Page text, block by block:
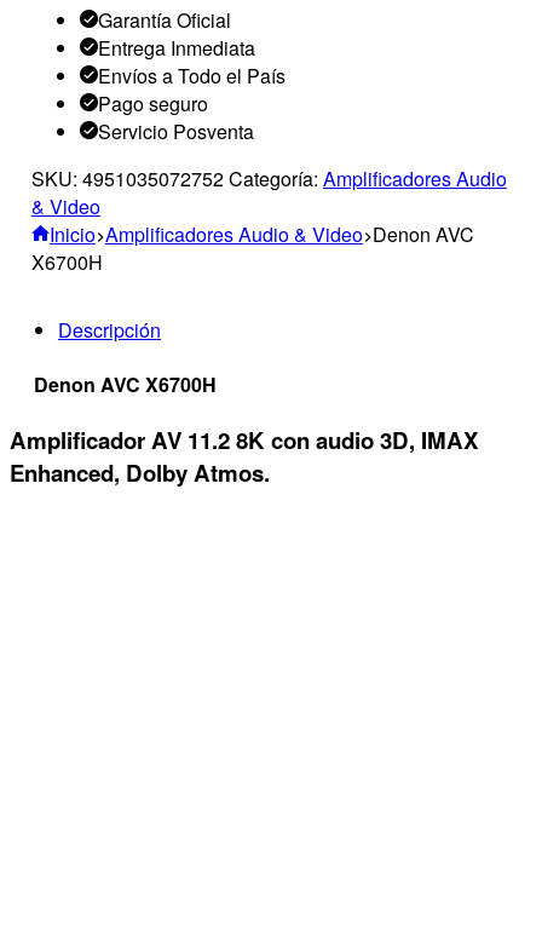
Garantía Oficial
Entrega Inmediata
Envíos a Todo el País
Pago seguro
Servicio Posventa
SKU: 4951035072752Categoría: Amplificadores Audio
& Video
Inicio Amplificadores Audio & Video Denon AVC
X6700H
Descripción
Denon AVC X6700H
Amplificador AV 11.2 8K con audio 3D, IMAX
Enhanced, Dolby Atmos.